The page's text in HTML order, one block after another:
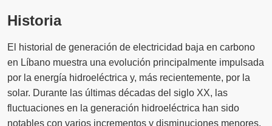
Historia
El historial de generación de electricidad baja en carbono
en Líbano muestra una evolución principalmente impulsada
por la energía hidroeléctrica y, más recientemente, por la
solar. Durante las últimas décadas del siglo XX, las
fluctuaciones en la generación hidroeléctrica han sido
notables con varios incrementos y disminuciones menores.